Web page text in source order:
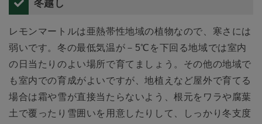
冬越し
レモンマートルは亜熱帯性地域の植物なので、寒さには
弱いです。冬の最低気温が－5℃を下回る地域では室内
の日当たりのよい場所で育てましょう。その他の地域で
も室内での育成がよいですが、地植えなど屋外で育てる
場合は霜や雪が直接当たらないよう、根元をワラや腐葉
土で覆ったり雪囲いを用意したりして、しっかり冬支度